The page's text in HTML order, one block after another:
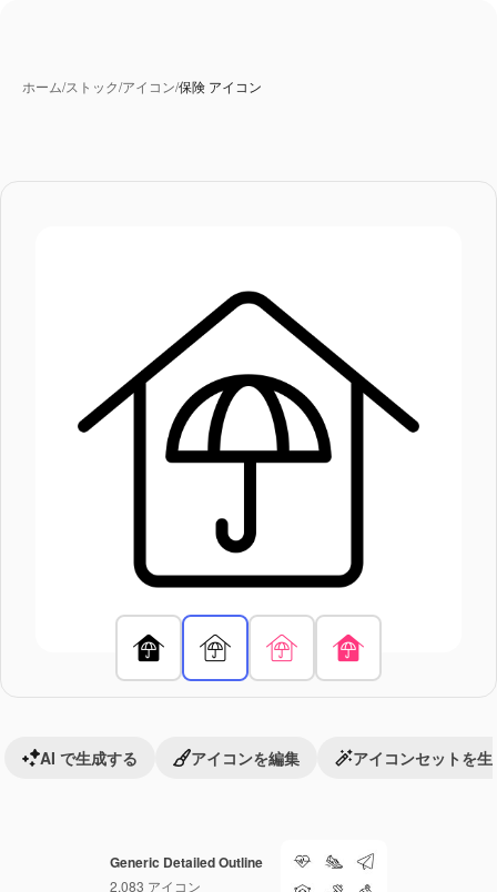
ホーム/ストック/アイコン/保険 アイコン
Generic Detailed Outline
2,083 アイコン
AI で生成する アイコンを編集 アイコンセットを生